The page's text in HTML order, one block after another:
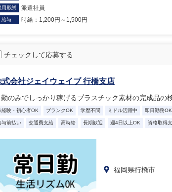
用形態 派遣社員
給与 時給：1,200円～1,500円
チェックして応募する
式会社ジェイウェイブ 行橋支店
勤のみでしっかり稼げるプラスチック素材の完成品の
経験・初心者OK ブランクOK 学歴不問 ミドル活躍中 即日勤務OK
与前払い 交通費支給 高時給 長期歓迎 週4日以上OK 資格取得
福岡県行橋市